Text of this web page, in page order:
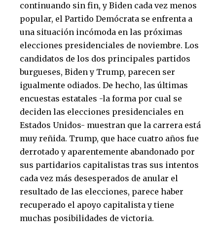
continuando sin fin, y Biden cada vez menos
popular, el Partido Demócrata se enfrenta a
una situación incómoda en las próximas
elecciones presidenciales de noviembre. Los
candidatos de los dos principales partidos
burgueses, Biden y Trump, parecen ser
igualmente odiados. De hecho, las últimas
encuestas estatales -la forma por cual se
deciden las elecciones presidenciales en
Estados Unidos- muestran que la carrera está
muy reñida. Trump, que hace cuatro años fue
derrotado y aparentemente abandonado por
sus partidarios capitalistas tras sus intentos
cada vez más desesperados de anular el
resultado de las elecciones, parece haber
recuperado el apoyo capitalista y tiene
muchas posibilidades de victoria.